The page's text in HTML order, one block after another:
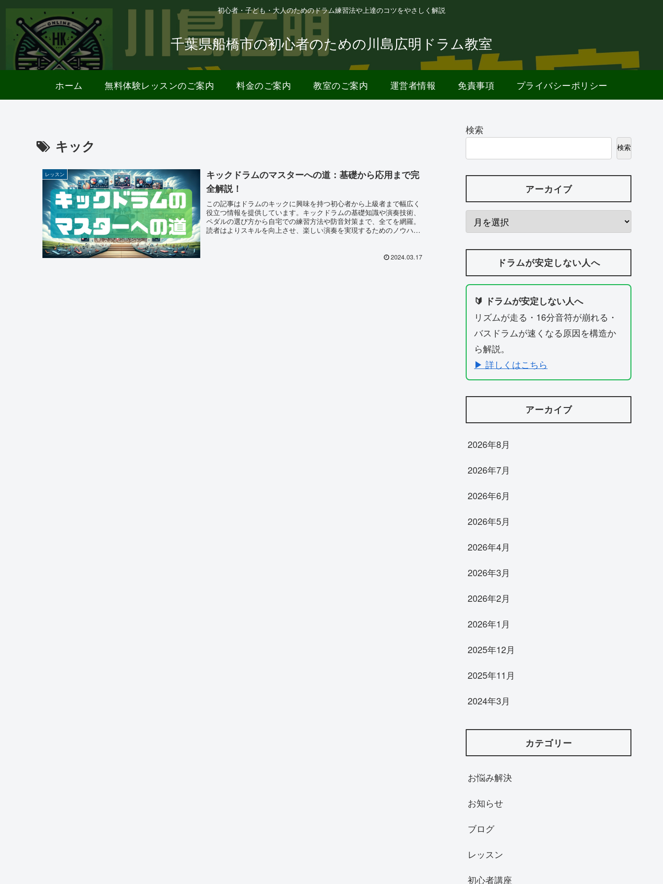
初心者・子ども・大人のためのドラム練習法や上達のコツをやさしく解説
千葉県船橋市の初心者のための川島広明ドラム教室
ホーム 無料体験レッスンのご案内 料金のご案内 教室のご案内 運営者情報 免責事項 プライバシーポリシー
キック
レッスン
キックドラムのマスターへの道：基礎から応用まで完
全解説！
この記事はドラムのキックに興味を持つ初心者から上級者まで幅広く
役立つ情報を提供しています。キックドラムの基礎知識や演奏技術、
ペダルの選び方から自宅での練習方法や防音対策まで、全てを網羅。
読者はよりスキルを向上させ、楽しい演奏を実現するためのノウハウ
2024.03.17
検索
検索
アーカイブ
ドラムが安定しない人へ
🔰 ドラムが安定しない人へ
リズムが走る・16分音符が崩れる・
バスドラムが速くなる原因を構造か
ら解説。
▶ 詳しくはこちら
アーカイブ
2026年8月
2026年7月
2026年6月
2026年5月
2026年4月
2026年3月
2026年2月
2026年1月
2025年12月
2025年11月
2024年3月
カテゴリー
お悩み解決
お知らせ
ブログ
レッスン
初心者講座